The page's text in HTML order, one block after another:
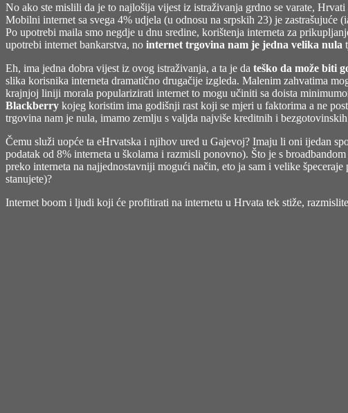
No ako ste mislili da je to najlošija vijest iz istraživanja grdno se varate,
Mobilni internet sa svega 4% udjela (u odnosu na srpskih 23) je
Po upotrebi maila smo negdje u dnu sredine, korištenja interneta za
upotrebi internet bankarstva, no internet trgovina nam je jedna velika nula
Eh, ima jedna dobra vijest iz ovog istraživanja, a ta je da teško da može biti
slika korisnika interneta dramatično drugačije izgleda. Malenim zahvatima
krajnjoj liniji morala popularizirati internet to mogu učiniti sa doista
Blackberry kojeg koristim ima godišnji rast koji se mjeri u faktorima a ne
trgovina nam je nula, imamo zemlju s valjda najviše kreditnih i
Čemu služi uopće ta eHrvatska i njihov ured u Gajevoj? Imaju li oni ijedan
podatak od 8% interneta u školama i razmisli ponovno). Što je s
preko interneta na najjednostavniji mogući način, eto ja sam i velike
stanujete)?
Internet boom i ljudi koji će profitirati na internetu u Hrvata tek stiže,